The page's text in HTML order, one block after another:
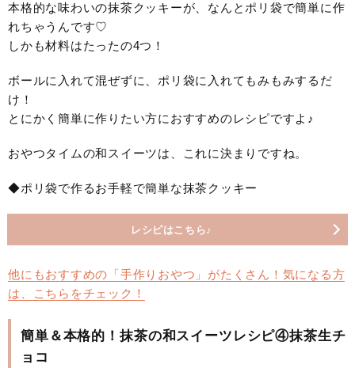
本格的な味わいの抹茶クッキーが、なんとポリ袋で簡単に作
れちゃうんです♡
しかも材料はたったの4つ！
ボールに入れて混ぜずに、ポリ袋に入れてもみもみするだ
け！
とにかく簡単に作りたい方におすすめのレシピですよ♪
おやつタイムの和スイーツは、これに決まりですね。
◆ポリ袋で作るお手軽で簡単な抹茶クッキー
レシピはこちら♪
他にもおすすめの「手作りおやつ」がたくさん！気になる方
は、こちらをチェック！
簡単＆本格的！抹茶の和スイーツレシピ④抹茶生チ
ョコ